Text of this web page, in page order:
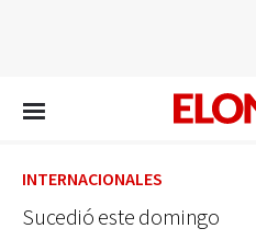
INTERNACIONALES
Sucedió este domingo